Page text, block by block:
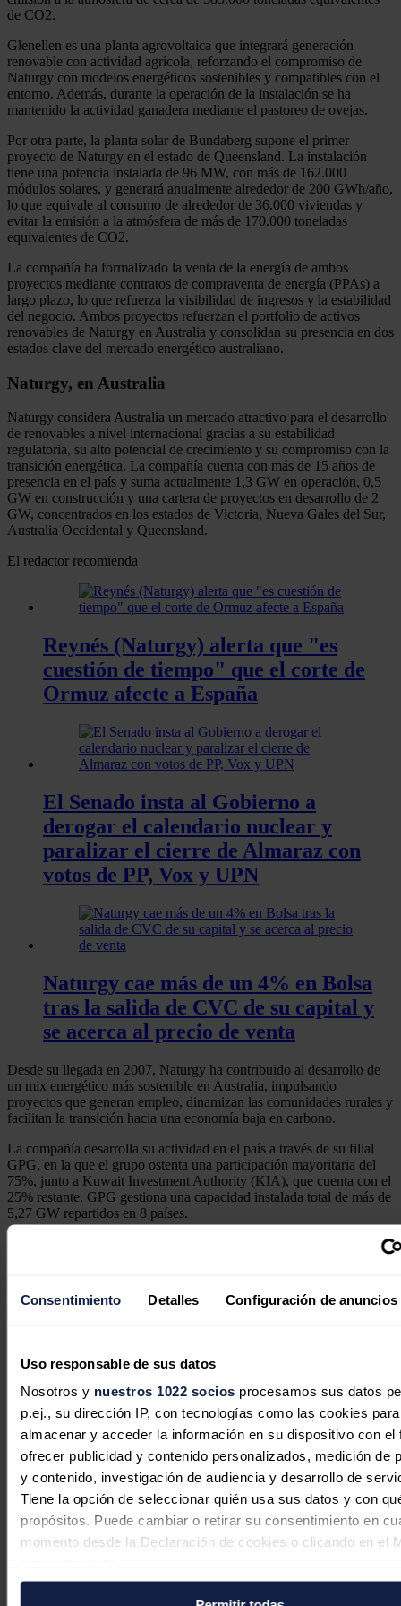
Consentimiento Detalles Configuración de anuncios
Uso responsable de sus datos
Nosotros y nuestros 1022 socios procesamos sus datos
p.ej., su dirección IP, con tecnologías como las cookies para
almacenar y acceder la información en su dispositivo con el
ofrecer publicidad y contenido personalizados, medición de
y contenido, investigación de audiencia y desarrollo de
Tiene la opción de seleccionar quién usa sus datos y con
propósitos. Puede cambiar o retirar su consentimiento en
momento desde la Declaración de cookies o clicando en el
de CO2.
Glenellen es una planta agrovoltaica que integrará generación
renovable con actividad agrícola, reforzando el compromiso de
Naturgy con modelos energéticos sostenibles y compatibles con el
entorno. Además, durante la operación de la instalación se ha
mantenido la actividad ganadera mediante el pastoreo de ovejas.
Por otra parte, la planta solar de Bundaberg supone el primer
proyecto de Naturgy en el estado de Queensland. La instalación
tiene una potencia instalada de 96 MW, con más de 162.000
módulos solares, y generará anualmente alrededor de 200 GWh/año,
lo que equivale al consumo de alrededor de 36.000 viviendas y
evitar la emisión a la atmósfera de más de 170.000 toneladas
equivalentes de CO2.
La compañía ha formalizado la venta de la energía de ambos
proyectos mediante contratos de compraventa de energía (PPAs) a
largo plazo, lo que refuerza la visibilidad de ingresos y la estabilidad
del negocio. Ambos proyectos refuerzan el portfolio de activos
renovables de Naturgy en Australia y consolidan su presencia en dos
estados clave del mercado energético australiano.
Naturgy, en Australia
Naturgy considera Australia un mercado atractivo para el desarrollo
de renovables a nivel internacional gracias a su estabilidad
regulatoria, su alto potencial de crecimiento y su compromiso con la
transición energética. La compañía cuenta con más de 15 años de
presencia en el país y suma actualmente 1,3 GW en operación, 0,5
GW en construcción y una cartera de proyectos en desarrollo de 2
GW, concentrados en los estados de Victoria, Nueva Gales del Sur,
Australia Occidental y Queensland.
El redactor recomienda
Reynés (Naturgy) alerta que "es
cuestión de tiempo" que el corte de
Ormuz afecte a España
El Senado insta al Gobierno a
derogar el calendario nuclear y
paralizar el cierre de Almaraz con
votos de PP, Vox y UPN
Naturgy cae más de un 4% en Bolsa
tras la salida de CVC de su capital y
se acerca al precio de venta
Desde su llegada en 2007, Naturgy ha contribuido al desarrollo de
un mix energético más sostenible en Australia, impulsando
proyectos que generan empleo, dinamizan las comunidades rurales y
facilitan la transición hacia una economía baja en carbono.
La compañía desarrolla su actividad en el país a través de su filial
GPG, en la que el grupo ostenta una participación mayoritaria del
75%, junto a Kuwait Investment Authority (KIA), que cuenta con el
25% restante. GPG gestiona una capacidad instalada total de más de
5,27 GW repartidos en 8 países.
Australia quiere convertir la
transición energética
José A. Roca06/08/2026
Australia no alcanzará su objetivo del
82% de energías renovables en 2030